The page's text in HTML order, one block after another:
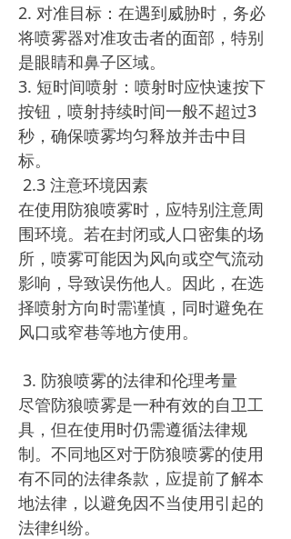
2. 对准目标：在遇到威胁时，务必
将喷雾器对准攻击者的面部，特别
是眼睛和鼻子区域。
3. 短时间喷射：喷射时应快速按下
按钮，喷射持续时间一般不超过3
秒，确保喷雾均匀释放并击中目
标。
2.3 注意环境因素
在使用防狼喷雾时，应特别注意周
围环境。若在封闭或人口密集的场
所，喷雾可能因为风向或空气流动
影响，导致误伤他人。因此，在选
择喷射方向时需谨慎，同时避免在
风口或窄巷等地方使用。
3. 防狼喷雾的法律和伦理考量
尽管防狼喷雾是一种有效的自卫工
具，但在使用时仍需遵循法律规
制。不同地区对于防狼喷雾的使用
有不同的法律条款，应提前了解本
地法律，以避免因不当使用引起的
法律纠纷。